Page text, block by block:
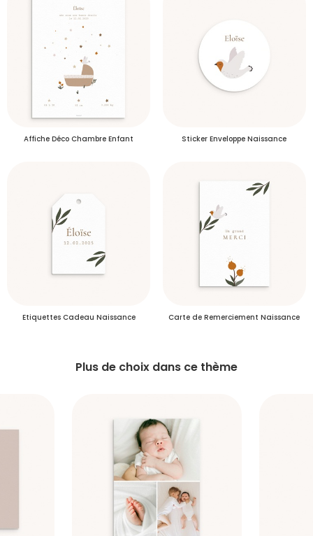
Délais de livraison des échantillons
Affiche Déco Chambre Enfant Sticker Enveloppe Naissance
Etiquettes Cadeau Naissance Carte de Remerciement Naissance
Plus de choix dans ce thème